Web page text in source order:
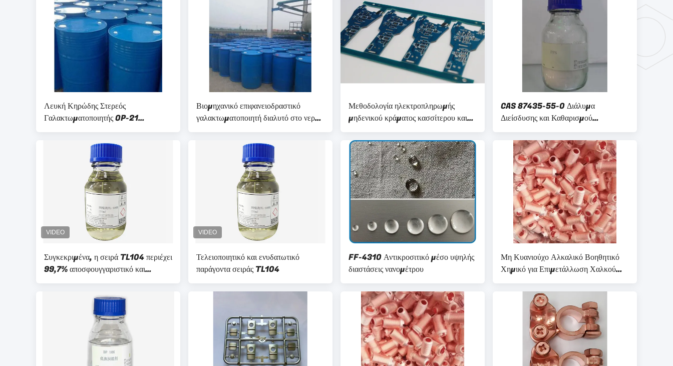
Λευκή Κηρώδης Στερεός
Γαλακτωματοποιητής OP-21
Πρόσθετα Για Διαβρέκτη Ηλεκτρολύτη
/ Πεδίο Πετρελαίου
Βιομηχανικό επιφανειοδραστικό
γαλακτωματοποιητή διαλυτό στο νερό
RO(C2H4O)NH Άχρωμο κολλώδες
Μεθοδολογία ηλεκτροπληρωμής
μηδενικού κράματος κασσίτερου και
μολύβδου · FI-T210 · πρόσθετο
ηλεκτροπληρωμής PCB
CAS 87435-55-0 Διάλυμα
Διείσδυσης και Καθαρισμού
Επιφανειοδραστικού για Βαμβακερά
Υφαντά και Νήματα
Συγκεκριμένα, η σειρά TL104 περιέχει
99,7% αποσφουγγαριστικό και
ενυδατικό μέσο.
Τελειοποιητικό και ενυδατωτικό
παράγοντα σειράς TL104
FF-4310 Αντικροσιτικό μέσο υψηλής
διαστάσεις νανομέτρου
Μη Κυανιούχο Αλκαλικό Βοηθητικό
Χημικό για Επιμετάλλωση Χαλκού
FF-5100